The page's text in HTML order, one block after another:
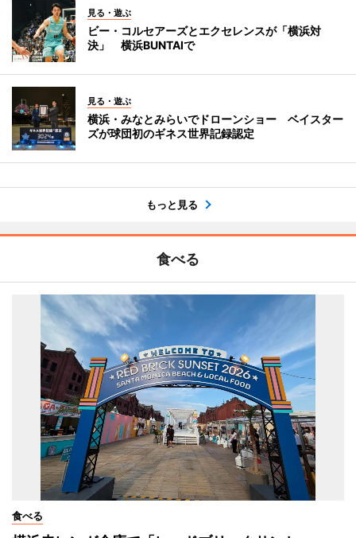
見る・遊ぶ
ビー・コルセアーズとエクセレンスが「横浜対
決」 横浜BUNTAIで
見る・遊ぶ
横浜・みなとみらいでドローンショー ベイスター
ズが球団初のギネス世界記録認定
もっと見る
食べる
食べる